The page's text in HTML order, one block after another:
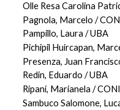
Olle Resa Carolina
Pagnola, Marcelo /
Pampillo, Laura / UBA
Pichipil Huircapan,
Presenza, Juan
Redin, Eduardo / UBA
Ripani, Marianela /
Sambuco Salomone,